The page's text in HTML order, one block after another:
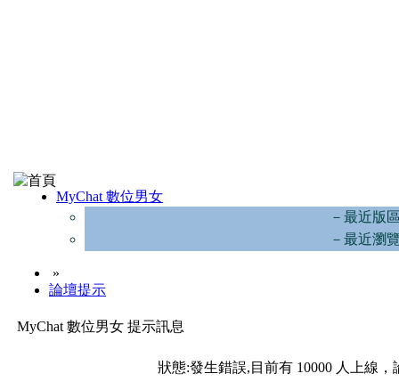
MyChat 數位男女
－最近版
－最近瀏
»
論壇提示
MyChat 數位男女 提示訊息
狀態:發生錯誤,目前有 10000 人上線